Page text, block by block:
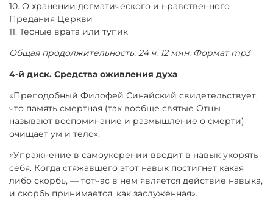
10. О хранении догматического и нравственного
Предания Церкви
11. Тесные врата или тупик
Общая продолжительность: 24 ч. 12 мин. Формат mp3
4-й диск. Средства оживления духа
«Преподобный Филофей Синайский свидетельствует,
что память смертная (так вообще святые Отцы
называют воспоминание и размышление о смерти)
очищает ум и тело».
«Упражнение в самоукорении вводит в навык укорять
себя. Когда стяжавшего этот навык постигнет какая
либо скорбь, — тотчас в нем является действие навыка,
и скорбь принимается, как заслуженная».